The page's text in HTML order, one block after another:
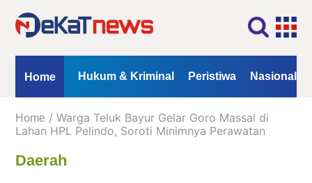
Home
Kanal
Berita
Hukum
Opini Hukum & Kriminal Peristiwa Nasional
Home
Home / Warga Teluk Bayur Gelar Goro Massal di
Lahan HPL Pelindo, Soroti Minimnya Perawatan
Daerah